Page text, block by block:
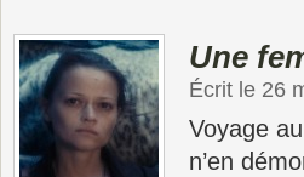
Une
Écrit le 26
Voyage
n’en